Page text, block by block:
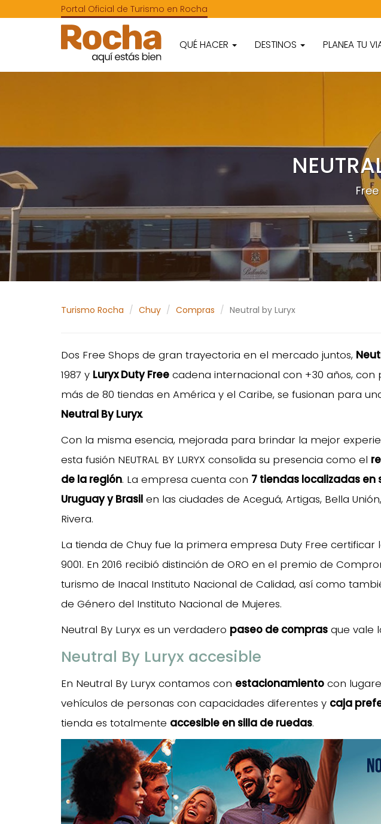
Portal Oficial de Turismo en Rocha
QUÉ HACER DESTINOS PLANEA TU
Turismo Rocha Chuy Compras Neutral by Luryx
Dos Free Shops de gran trayectoria en el mercado juntos,
1987 y Luryx Duty Free cadena internacional con +30 años, con
más de 80 tiendas en América y el Caribe, se fusionan para
Neutral By Luryx.
Con la misma esencia, mejorada para brindar la mejor
esta fusión NEUTRAL BY LURYX consolida su presencia como el
de la región. La empresa cuenta con 7 tiendas localizadas en
Uruguay y Brasil en las ciudades de Aceguá, Artigas, Bella
Rivera.
La tienda de Chuy fue la primera empresa Duty Free certificar
9001. En 2016 recibió distinción de ORO en el premio de
turismo de Inacal Instituto Nacional de Calidad, así como
de Género del Instituto Nacional de Mujeres.
Neutral By Luryx es un verdadero paseo de compras que vale
Neutral By Luryx accesible
En Neutral By Luryx contamos con estacionamiento con
vehículos de personas con capacidades diferentes y caja
tienda es totalmente accesible en silla de ruedas.